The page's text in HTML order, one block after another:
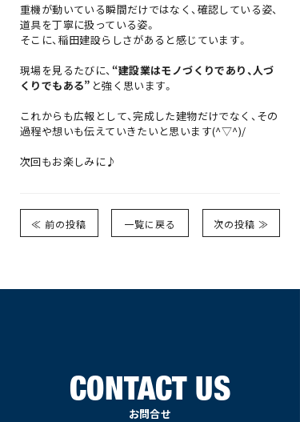
重機が動いている瞬間だけではなく、確認している姿、
道具を丁寧に扱っている姿。
そこに、稲田建設らしさがあると感じています。
現場を見るたびに、 “建設業はモノづくりであり、人づ
くりでもある” と強く思います。
これからも広報として、完成した建物だけでなく、その
過程や想いも伝えていきたいと思います(^▽^)/
次回もお楽しみに♪
≪ 前の投稿 一覧に戻る 次の投稿 ≫
CONTACT US
お問合せ